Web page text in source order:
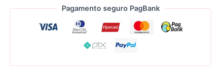
Pagamento seguro PagBank